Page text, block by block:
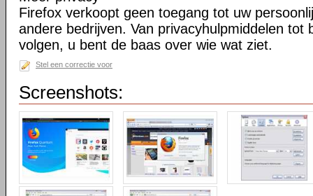
Firefox verkoopt geen toegang tot uw
andere bedrijven. Van privacyhulpmiddelen tot
volgen, u bent de baas over wie wat ziet.
Stel een correctie voor
Screenshots: